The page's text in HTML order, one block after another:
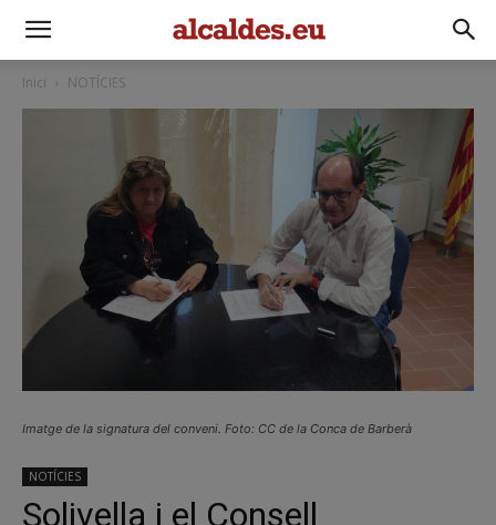
Inici NOTÍCIES
Imatge de la signatura del conveni. Foto: CC de la Conca de Barberà
NOTÍCIES
Solivella i el Consell